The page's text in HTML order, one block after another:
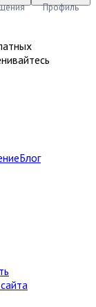
Профиль
Блог